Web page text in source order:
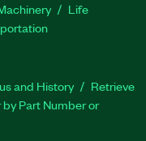
Life
and History
Retrieve
Part Number or